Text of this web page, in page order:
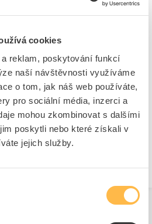
cookies
reklam, poskytování funkcí
naší návštěvnosti využíváme
o tom, jak náš web používáte,
pro sociální média, inzerci a
mohou zkombinovat s dalšími
poskytli nebo které získali v
jejich služby.
Technická specifikace.pdf